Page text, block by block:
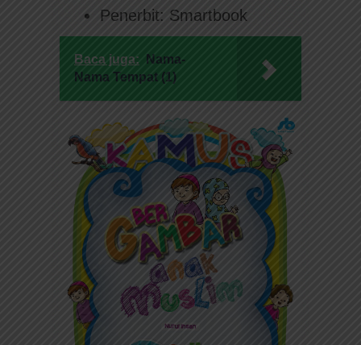
Penerbit: Smartbook
Baca juga:
Nama-
Nama Tempat (1)